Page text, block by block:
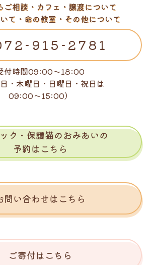
ご相談・カフェ・譲渡について
て・命の教室・その他について
915-2781
付時間09:00～18:00
日・木曜日・日曜日・祝日は
09:00～15:00）
ク・保護猫のおみあいの
予約はこちら
問い合わせはこちら
ご寄付はこちら